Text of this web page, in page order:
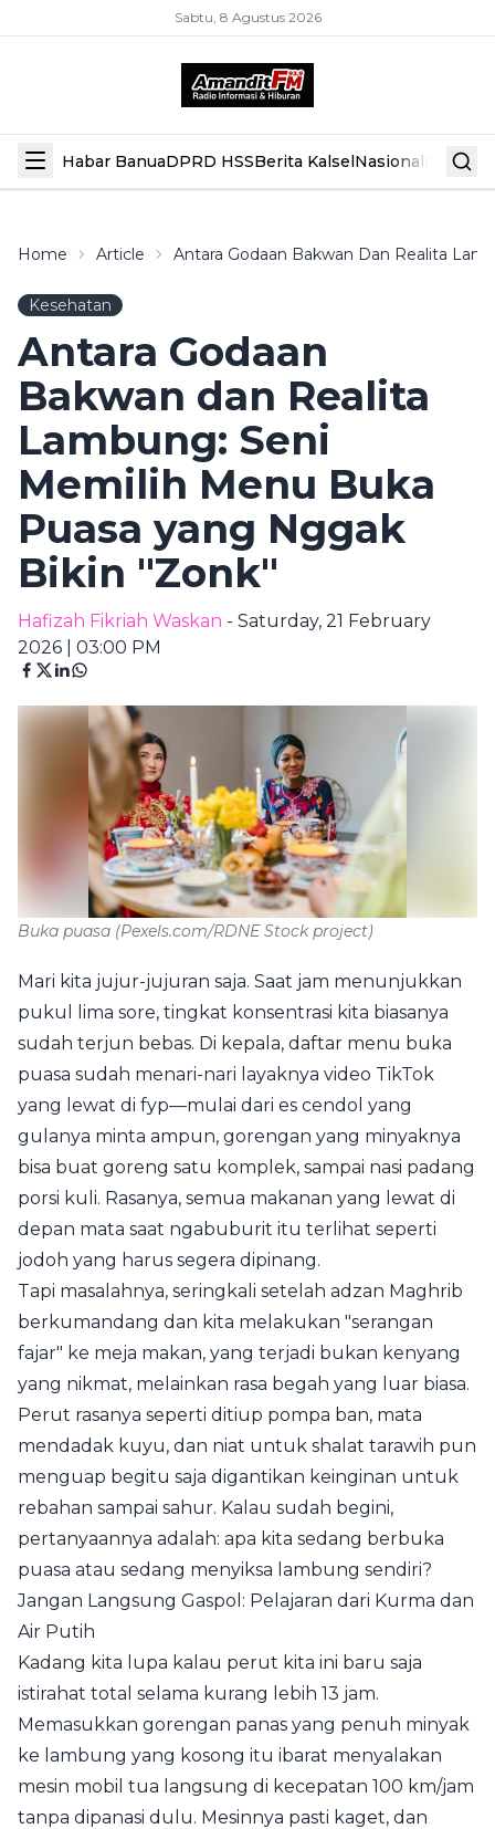
Sabtu, 8 Agustus 2026
Habar BanuaDPRD HSSBerita KalselNasional Hiburan
Home Article Antara Godaan Bakwan Dan Realita
Kesehatan
Antara Godaan
Bakwan dan Realita
Lambung: Seni
Memilih Menu Buka
Puasa yang Nggak
Bikin "Zonk"
Hafizah Fikriah Waskan - Saturday, 21 February
2026 | 03:00 PM
Buka puasa (Pexels.com/RDNE Stock project)
Mari kita jujur-jujuran saja. Saat jam menunjukkan
pukul lima sore, tingkat konsentrasi kita biasanya
sudah terjun bebas. Di kepala, daftar menu buka
puasa sudah menari-nari layaknya video TikTok
yang lewat di fyp—mulai dari es cendol yang
gulanya minta ampun, gorengan yang minyaknya
bisa buat goreng satu komplek, sampai nasi padang
porsi kuli. Rasanya, semua makanan yang lewat di
depan mata saat ngabuburit itu terlihat seperti
jodoh yang harus segera dipinang.
Tapi masalahnya, seringkali setelah adzan Maghrib
berkumandang dan kita melakukan "serangan
fajar" ke meja makan, yang terjadi bukan kenyang
yang nikmat, melainkan rasa begah yang luar biasa.
Perut rasanya seperti ditiup pompa ban, mata
mendadak kuyu, dan niat untuk shalat tarawih pun
menguap begitu saja digantikan keinginan untuk
rebahan sampai sahur. Kalau sudah begini,
pertanyaannya adalah: apa kita sedang berbuka
puasa atau sedang menyiksa lambung sendiri?
Jangan Langsung Gaspol: Pelajaran dari Kurma dan
Air Putih
Kadang kita lupa kalau perut kita ini baru saja
istirahat total selama kurang lebih 13 jam.
Memasukkan gorengan panas yang penuh minyak
ke lambung yang kosong itu ibarat menyalakan
mesin mobil tua langsung di kecepatan 100 km/jam
tanpa dipanasi dulu. Mesinnya pasti kaget, dan